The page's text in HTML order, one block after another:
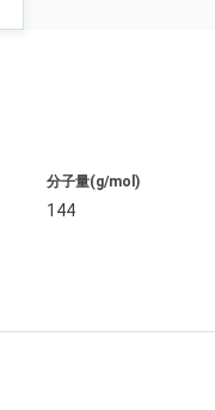
分子量(g/mol)
144